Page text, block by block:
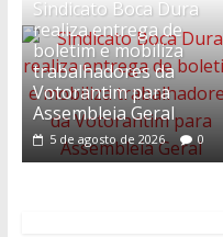
Sindicato Boca Dura
realiza entrega de
boletim e mobiliza
trabalhadores da
Votorantim para
Assembleia Geral
5 de agosto de 2026 0